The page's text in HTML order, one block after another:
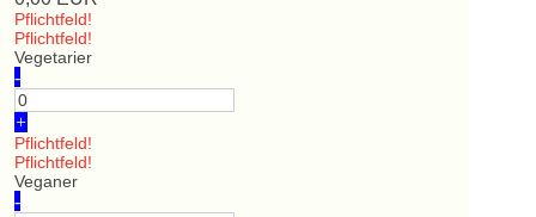
Pflichtfeld!
Pflichtfeld!
Vegetarier
-
+
Pflichtfeld!
Pflichtfeld!
Veganer
-